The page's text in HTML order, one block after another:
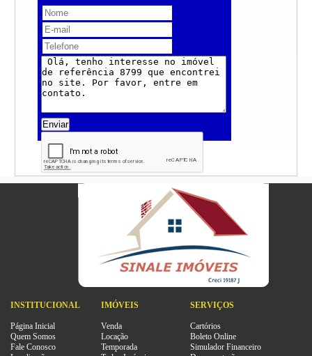
Enviar
INSTITUCIONAL
Página Inicial
Quem Somos
Fale Conosco
IMÓVEIS
Venda
Locação
Temporada
SERVIÇOS
Cartórios
Boleto Online
Simulador Financeiro